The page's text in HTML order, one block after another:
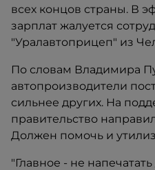
всех концов страны. В
зарплат жалуется
"Уралавтоприцеп" из
По словам Владимира
автопроизводители
сильнее других. На
правительство
Должен помочь и
"Главное - не